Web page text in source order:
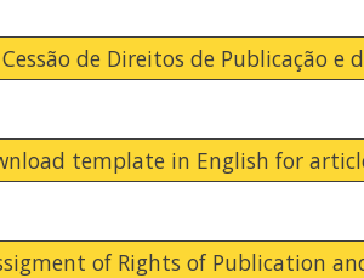
de Direitos de Publicação e
template in English for
of Rights of Publication